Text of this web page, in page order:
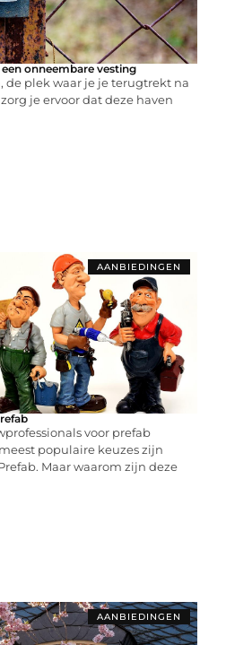
onneembare vesting
de plek waar je je terugtrekt na
je ervoor dat deze haven
AANBIEDINGEN
voor prefab
populaire keuzes zijn
Maar waarom zijn deze
AANBIEDINGEN